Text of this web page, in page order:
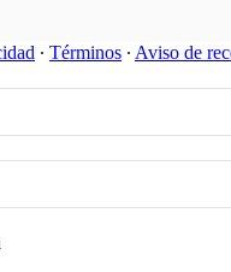
∙ Términos ∙ Aviso de